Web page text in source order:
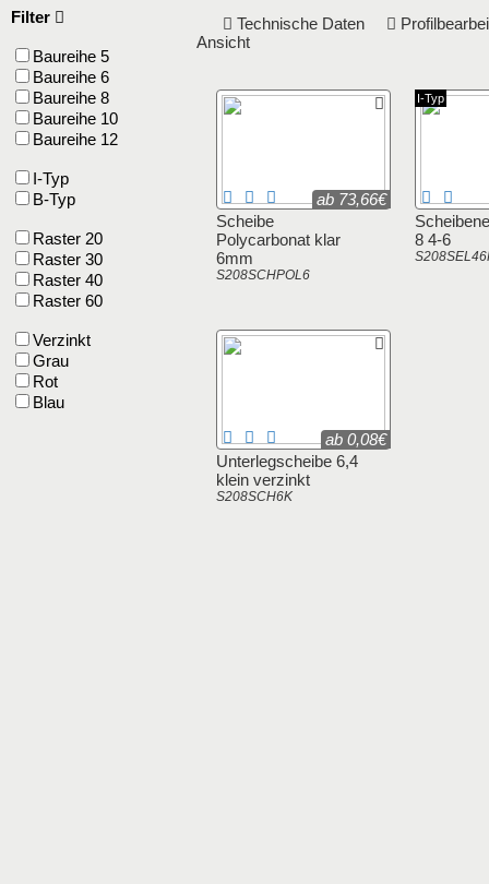
Technische Daten
Ansicht
Scheibe
Polycarbonat klar
6mm
S208SCHPOL6
ab 73,66€
8 4-6
I-Typ
Unterlegscheibe 6,4
klein verzinkt
S208SCH6K
ab 0,08€
Filter
Baureihe 5
Baureihe 6
Baureihe 8
Baureihe 10
Baureihe 12
I-Typ
B-Typ
Raster 20
Raster 30
Raster 40
Raster 60
Verzinkt
Grau
Rot
Blau